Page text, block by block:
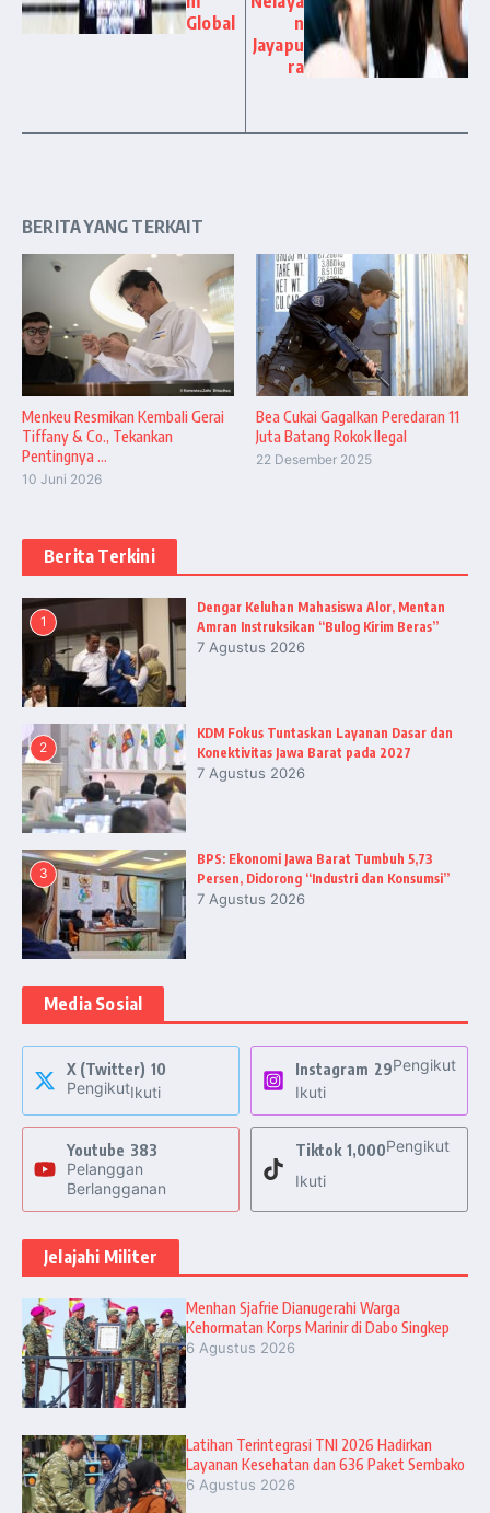
Global
n
Jayapu
ra
BERITA YANG TERKAIT
Menkeu Resmikan Kembali Gerai
Tiffany & Co., Tekankan
Pentingnya ...
10 Juni 2026
Bea Cukai Gagalkan Peredaran 11
Juta Batang Rokok Ilegal
22 Desember 2025
Berita Terkini
1
Dengar Keluhan Mahasiswa Alor, Mentan
Amran Instruksikan “Bulog Kirim Beras”
7 Agustus 2026
2
KDM Fokus Tuntaskan Layanan Dasar dan
Konektivitas Jawa Barat pada 2027
7 Agustus 2026
3
BPS: Ekonomi Jawa Barat Tumbuh 5,73
Persen, Didorong “Industri dan Konsumsi”
7 Agustus 2026
Media Sosial
X (Twitter) 10
PengikutIkuti
Instagram 29Pengikut
Ikuti
Youtube 383
Pelanggan
Berlangganan
Tiktok 1,000Pengikut
Ikuti
Jelajahi Militer
Menhan Sjafrie Dianugerahi Warga
Kehormatan Korps Marinir di Dabo Singkep
6 Agustus 2026
Latihan Terintegrasi TNI 2026 Hadirkan
Layanan Kesehatan dan 636 Paket Sembako
6 Agustus 2026